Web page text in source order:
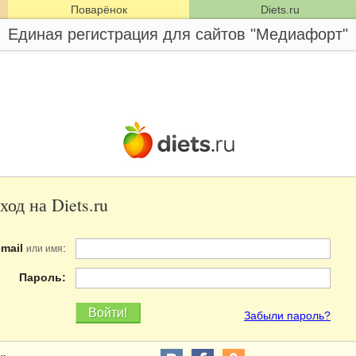
Поварёнок Diets.ru
Единая регистрация для сайтов "Медиафорт"
на Diets.ru
или имя:
Пароль:
Забыли пароль?